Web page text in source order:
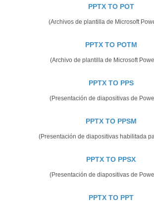
PPTX TO POT
(Archivos de plantilla de Microsoft
PPTX TO POTM
(Archivo de plantilla de Microsoft
PPTX TO PPS
(Presentación de diapositivas de
PPTX TO PPSM
(Presentación de diapositivas habilitada
PPTX TO PPSX
(Presentación de diapositivas de
PPTX TO PPT